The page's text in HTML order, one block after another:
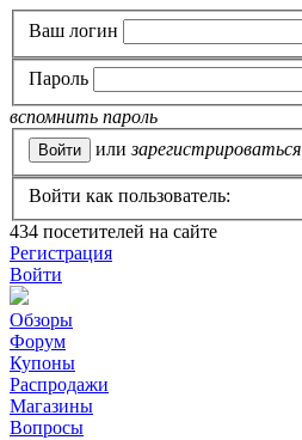
Ваш логин
Пароль
вспомнить пароль
или зарегистрироваться
Войти как пользователь:
434 посетителей на сайте
Регистрация
Войти
Обзоры
Форум
Купоны
Распродажи
Магазины
Вопросы